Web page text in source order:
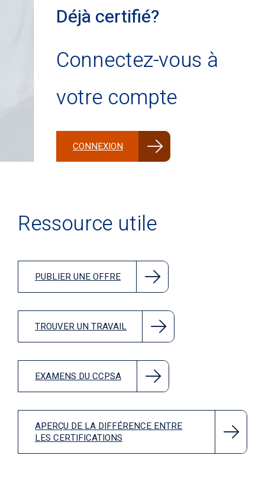
Déjà certifié?
Connectez-vous à
votre compte
CONNEXION
Ressource utile
PUBLIER UNE OFFRE
TROUVER UN TRAVAIL
EXAMENS DU CCPSA
APERÇU DE LA DIFFÉRENCE ENTRE
LES CERTIFICATIONS